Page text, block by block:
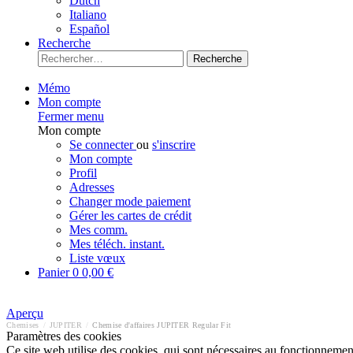
Italiano
Español
Recherche
Recherche
Mémo
Mon compte
Fermer menu
Mon compte
Se connecterou s'inscrire
Mon compte
Profil
Adresses
Changer mode paiement
Gérer les cartes de crédit
Mes comm.
Mes téléch. instant.
Liste vœux
Panier0 0,00 €
Aperçu
Chemises JUPITER Chemise d'affaires JUPITER Regular Fit
Paramètres des cookies
Ce site web utilise des cookies, qui sont nécessaires au